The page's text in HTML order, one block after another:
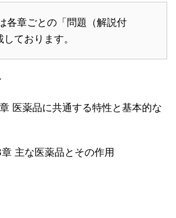
各章ごとの「問題（解説付
ております。
医薬品に共通する特性と基本的な
主な医薬品とその作用